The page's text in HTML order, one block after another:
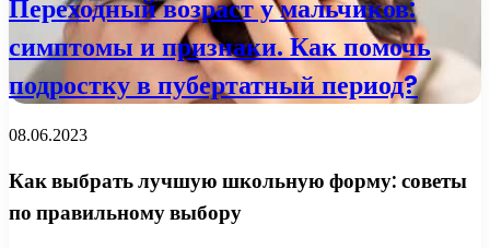
Переходный возраст у мальчиков:
симптомы и признаки. Как помочь
подростку в пубертатный период?
08.06.2023
Как выбрать лучшую школьную форму: советы
по правильному выбору